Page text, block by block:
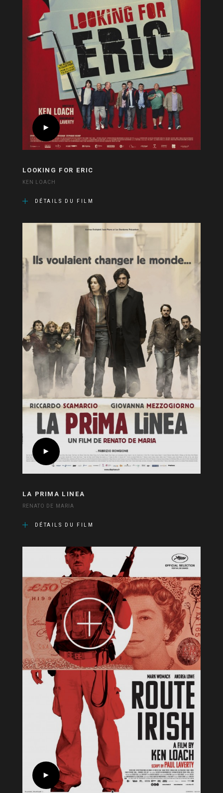
LOOKING FOR ERIC
KEN LOACH
DÉTAILS DU FILM
LA PRIMA LINEA
RENATO DE MARIA
DÉTAILS DU FILM